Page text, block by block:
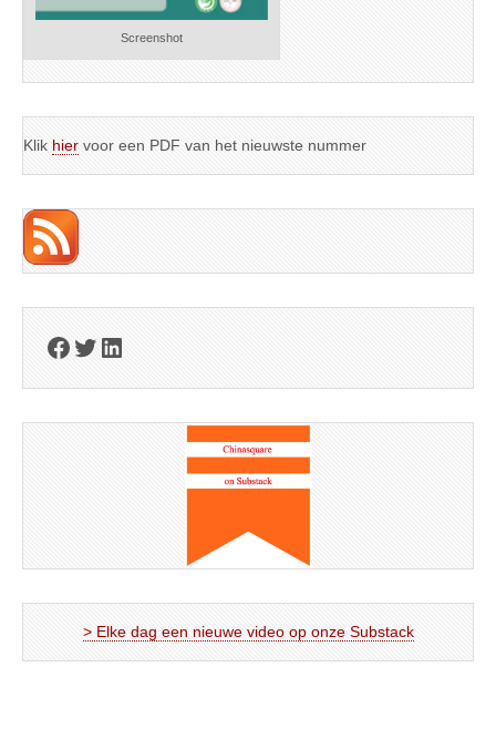
Screenshot
Klik hier voor een PDF van het nieuwste nummer
Facebook
Twitter
LinkedIn
> Elke dag een nieuwe video op onze Substack